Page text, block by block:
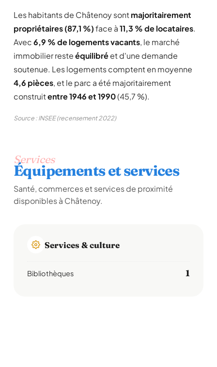
Les habitants de Châtenoy sontmajoritairement
propriétaires (87,1 %)face à11,3 % de locataires.
Avec6,9 % de logements vacants, le marché
immobilier resteéquilibréet d'une demande
soutenue. Les logements comptent en moyenne
4,6 pièces, et le parc a été majoritairement
construitentre 1946 et 1990(45,7 %).
Source : INSEE (recensement 2022)
Services
Équipements et services
Santé, commerces et services de proximité
disponibles à Châtenoy.
Services & culture
Bibliothèques 1